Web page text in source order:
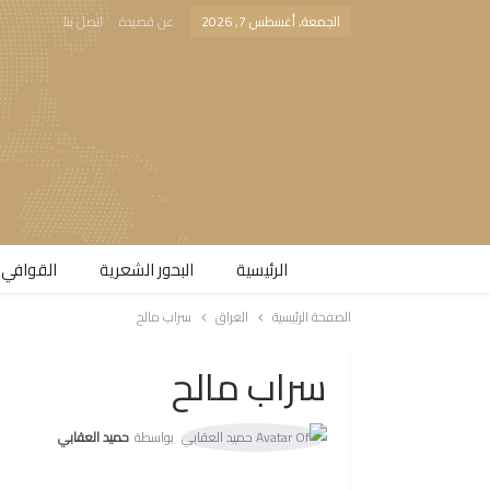
الجمعة, أغسطس 7, 2026 عن قصيدة اتصل بنا
الرئيسية البحور الشعرية​
الصفحة الرئيسية العراق سراب مالح
سراب مالح
بواسطة حميد العقابي